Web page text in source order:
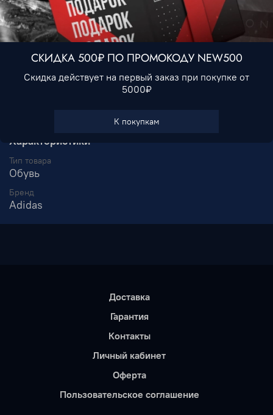
Adidas Yeezy Slide • Green Glow
2 990 ₽
Нет в наличии
Характеристики
Тип товара
Обувь
Бренд
Adidas
Доставка
Гарантия
Контакты
Личный кабинет
Оферта
Пользовательское соглашение
СКИДКА 500₽ ПО ПРОМОКОДУ NEW500
Скидка действует на первый заказ при покупке от
5000₽
К покупкам